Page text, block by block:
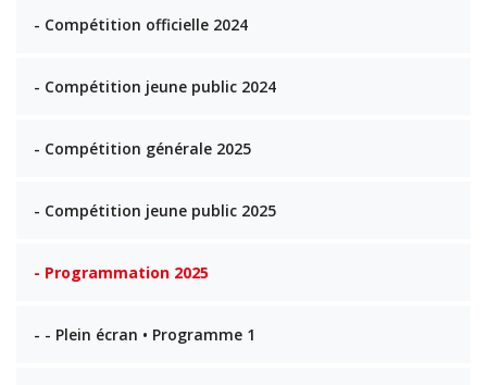
- Compétition officielle 2024
- Compétition jeune public 2024
- Compétition générale 2025
- Compétition jeune public 2025
- Programmation 2025
- - Plein écran • Programme 1